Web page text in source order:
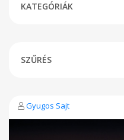
KATEGÓRIÁK
SZŰRÉS
Gyugos Sajt